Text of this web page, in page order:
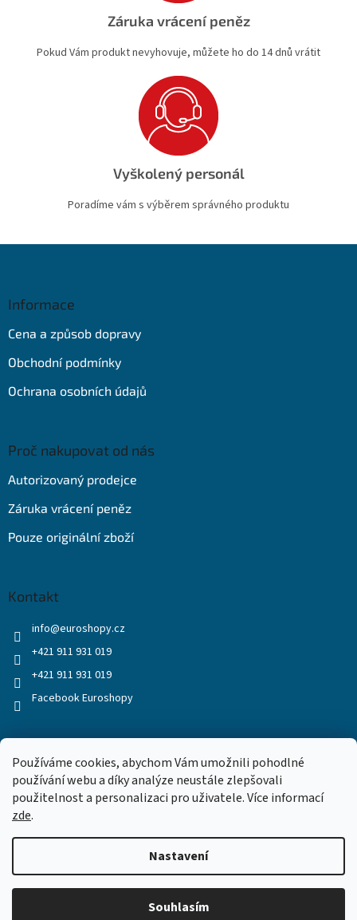
Používáme cookies, abychom Vám umožnili pohodlné
používání webu a díky analýze neustále zlepšovali
použitelnost a personalizaci pro uživatele. Více informací
zde.
Nastavení
Souhlasím
Záruka vrácení peněz
Pokud Vám produkt nevyhovuje, můžete ho do 14 dnů vrátit
Vyškolený personál
Poradíme vám s výběrem správného produktu
Informace
Cena a způsob dopravy
Obchodní podmínky
Ochrana osobních údajů
Proč nakupovat od nás
Autorizovaný prodejce
Záruka vrácení peněz
Pouze originální zboží
Kontakt
info@euroshopy.cz
+421 911 931 019
+421 911 931 019
Facebook Euroshopy
Vytvořil Shoptet
Euroshopy. Všechna práva vyhrazena.